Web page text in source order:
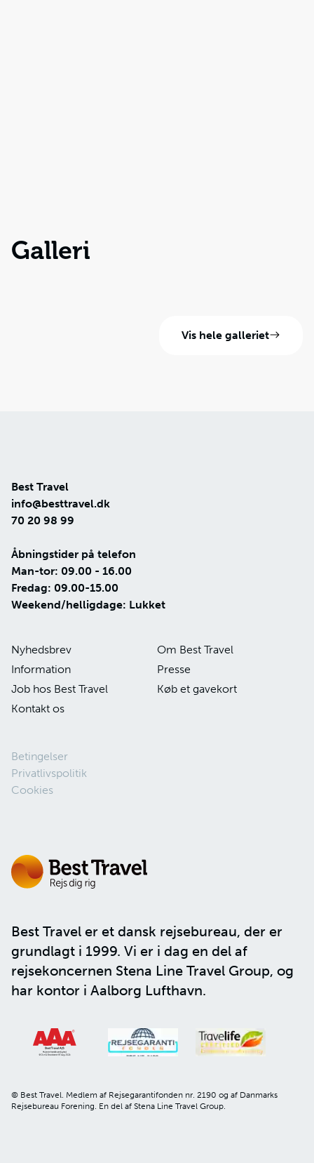
Galleri
Vis hele galleriet
Best Travel er et dansk rejsebureau, der er
grundlagt i 1999. Vi er i dag en del af
rejsekoncernen Stena Line Travel Group, og
har kontor i Aalborg Lufthavn.
© Best Travel. Medlem af Rejsegarantifonden nr. 2190 og af Danmarks
Rejsebureau Forening. En del af Stena Line Travel Group.
Best Travel
info@besttravel.dk
70 20 98 99
Åbningstider på telefon
Man-tor: 09.00 - 16.00
Fredag: 09.00-15.00
Weekend/helligdage: Lukket
Nyhedsbrev
Om Best Travel
Information
Presse
Job hos Best Travel
Køb et gavekort
Kontakt os
Betingelser
Privatlivspolitik
Cookies